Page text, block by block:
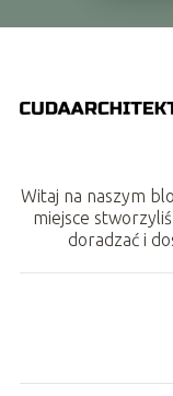
Witaj na naszym
miejsce
doradzać i